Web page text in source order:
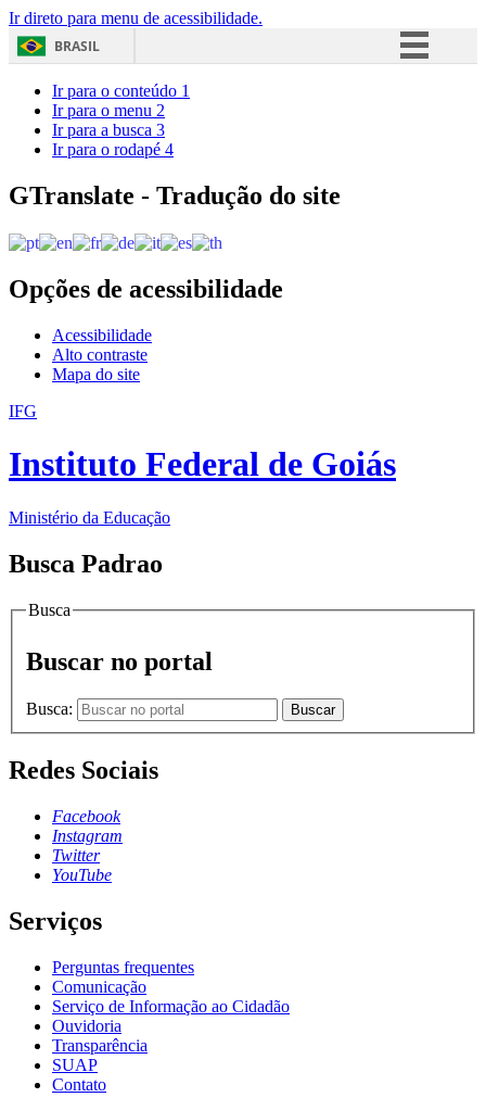
Ir direto para menu de acessibilidade.
BRASIL
Acesso à informação
Ir para o conteúdo 1
Ir para o menu 2
Ir para a busca 3
Ir para o rodapé 4
GTranslate - Tradução do site
Opções de acessibilidade
Acessibilidade
Alto contraste
Mapa do site
IFG
Instituto Federal de Goiás
Ministério da Educação
Busca Padrao
Busca
Buscar no portal
Busca: Buscar
Redes Sociais
Facebook
Instagram
Twitter
YouTube
Serviços
Perguntas frequentes
Comunicação
Serviço de Informação ao Cidadão
Ouvidoria
Transparência
SUAP
Contato